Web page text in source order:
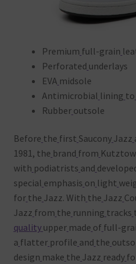
Premium full-grain
Perforated underlays
EVA midsole
Antimicrobial lining to
Rubber outsole
Before the first Saucony Jazz
1981, the brand from
with podiatrists and
special emphasis on light
for the Jazz. With the Jazz
Jazz from the running tracks
quality upper made of full-
a flatter profile and the
design make the Jazz ready